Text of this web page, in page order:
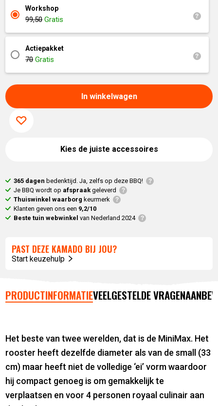
Workshop
99,50Gratis
Actiepakket
70Gratis
In winkelwagen
Kies de juiste accessoires
365 dagen bedenktijd. Ja, zelfs op deze BBQ!
Je BBQ wordt op afspraak geleverd
Thuiswinkel waarborg keurmerk
Klanten geven ons een 9,2/10
Beste tuin webwinkel van Nederland 2024
PAST DEZE KAMADO BIJ JOU?
Start keuzehulp
PRODUCTINFORMATIEVEELGESTELDE VRAGEN
Het beste van twee werelden, dat is de MiniMax. Het
rooster heeft dezelfde diameter als van de small (33
cm) maar heeft niet de volledige ‘ei’ vorm waardoor
hij compact genoeg is om gemakkelijk te
verplaatsen en voor 4 personen royaal culinair aan